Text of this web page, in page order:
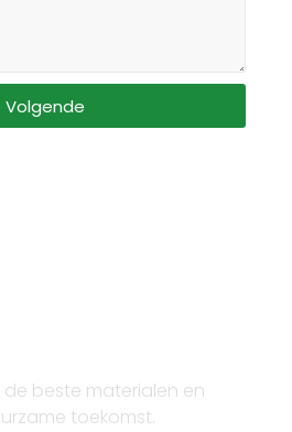
Volgende
de beste materialen en
toekomst.